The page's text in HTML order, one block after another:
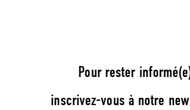
Pour rester
inscrivez-vous à notre